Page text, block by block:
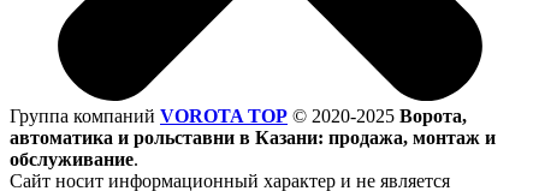
Группа компаний VOROTA TOP © 2020-2025 Ворота,
автоматика и рольставни в Казани: продажа, монтаж и
обслуживание.
Сайт носит информационный характер и не является